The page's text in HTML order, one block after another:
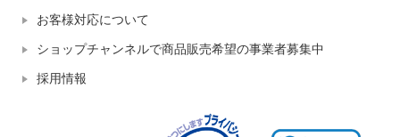
お客様対応について
ショップチャンネルで商品販売希望の事業者募集中
採用情報